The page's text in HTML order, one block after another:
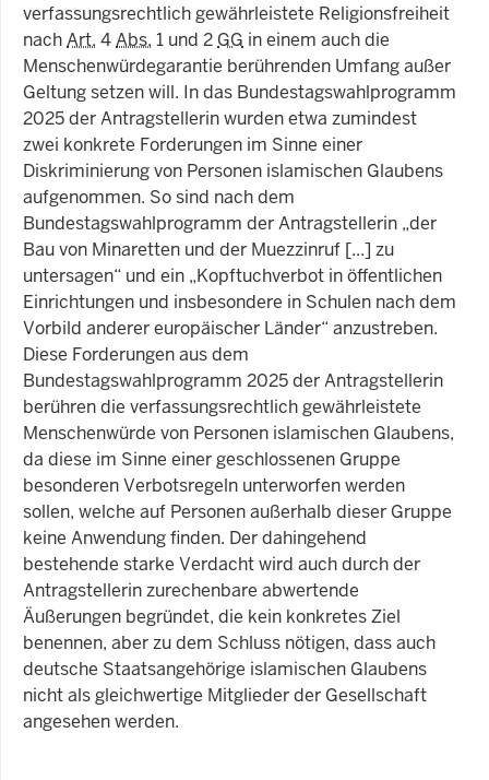
verfassungsrechtlich gewährleistete Religionsfreiheit
nachArt. 4Abs. 1 und 2 GG in einem auch die
Menschenwürdegarantie berührenden Umfang außer
Geltung setzen will. In das Bundestagswahlprogramm
2025 der Antragstellerin wurden etwa zumindest
zwei konkrete Forderungen im Sinne einer
Diskriminierung von Personen islamischen Glaubens
aufgenommen. So sind nach dem
Bundestagswahlprogramm der Antragstellerin „der
Bau von Minaretten und der Muezzinruf [...] zu
untersagen“ und ein „Kopftuchverbot in öffentlichen
Einrichtungen und insbesondere in Schulen nach dem
Vorbild anderer europäischer Länder“ anzustreben.
Diese Forderungen aus dem
Bundestagswahlprogramm 2025 der Antragstellerin
berühren die verfassungsrechtlich gewährleistete
Menschenwürde von Personen islamischen Glaubens,
da diese im Sinne einer geschlossenen Gruppe
besonderen Verbotsregeln unterworfen werden
sollen, welche auf Personen außerhalb dieser Gruppe
keine Anwendung finden. Der dahingehend
bestehende starke Verdacht wird auch durch der
Antragstellerin zurechenbare abwertende
Äußerungen begründet, die kein konkretes Ziel
benennen, aber zu dem Schluss nötigen, dass auch
deutsche Staatsangehörige islamischen Glaubens
nicht als gleichwertige Mitglieder der Gesellschaft
angesehen werden.